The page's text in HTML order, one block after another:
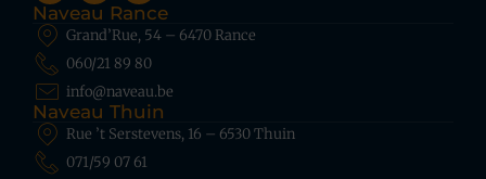
Naveau Rance
Grand’Rue, 54 – 6470 Rance
060/21 89 80
info@naveau.be
Naveau Thuin
Rue ’t Serstevens, 16 – 6530 Thuin
071/59 07 61